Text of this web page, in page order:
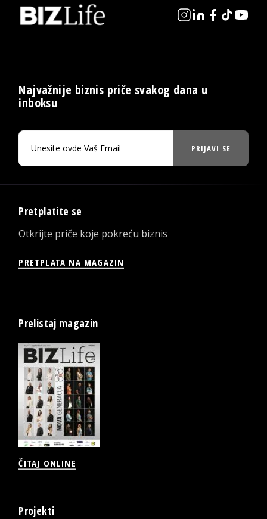
Najvažnije biznis priče svakog dana u
inboksu
PRIJAVI SE
Pretplatite se
Otkrijte priče koje pokreću biznis
PRETPLATA NA MAGAZIN
Prelistaj magazin
ČITAJ ONLINE
Projekti